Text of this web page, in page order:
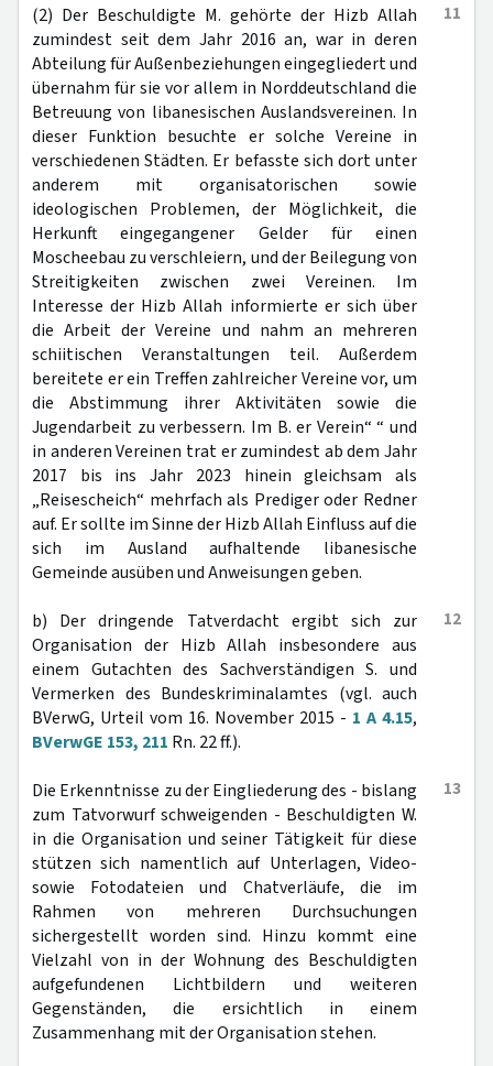
11
(2) Der Beschuldigte M. gehörte der Hizb Allah
zumindest seit dem Jahr 2016 an, war in deren
Abteilung für Außenbeziehungen eingegliedert und
übernahm für sie vor allem in Norddeutschland die
Betreuung von libanesischen Auslandsvereinen. In
dieser Funktion besuchte er solche Vereine in
verschiedenen Städten. Er befasste sich dort unter
anderem mit organisatorischen sowie
ideologischen Problemen, der Möglichkeit, die
Herkunft eingegangener Gelder für einen
Moscheebau zu verschleiern, und der Beilegung von
Streitigkeiten zwischen zwei Vereinen. Im
Interesse der Hizb Allah informierte er sich über
die Arbeit der Vereine und nahm an mehreren
schiitischen Veranstaltungen teil. Außerdem
bereitete er ein Treffen zahlreicher Vereine vor, um
die Abstimmung ihrer Aktivitäten sowie die
Jugendarbeit zu verbessern. Im B. er Verein“ “ und
in anderen Vereinen trat er zumindest ab dem Jahr
2017 bis ins Jahr 2023 hinein gleichsam als
„Reisescheich“ mehrfach als Prediger oder Redner
auf. Er sollte im Sinne der Hizb Allah Einfluss auf die
sich im Ausland aufhaltende libanesische
Gemeinde ausüben und Anweisungen geben.
12
b) Der dringende Tatverdacht ergibt sich zur
Organisation der Hizb Allah insbesondere aus
einem Gutachten des Sachverständigen S. und
Vermerken des Bundeskriminalamtes (vgl. auch
BVerwG, Urteil vom 16. November 2015 - 1 A 4.15,
BVerwGE 153, 211 Rn. 22 ff.).
13
Die Erkenntnisse zu der Eingliederung des - bislang
zum Tatvorwurf schweigenden - Beschuldigten W.
in die Organisation und seiner Tätigkeit für diese
stützen sich namentlich auf Unterlagen, Video-
sowie Fotodateien und Chatverläufe, die im
Rahmen von mehreren Durchsuchungen
sichergestellt worden sind. Hinzu kommt eine
Vielzahl von in der Wohnung des Beschuldigten
aufgefundenen Lichtbildern und weiteren
Gegenständen, die ersichtlich in einem
Zusammenhang mit der Organisation stehen.